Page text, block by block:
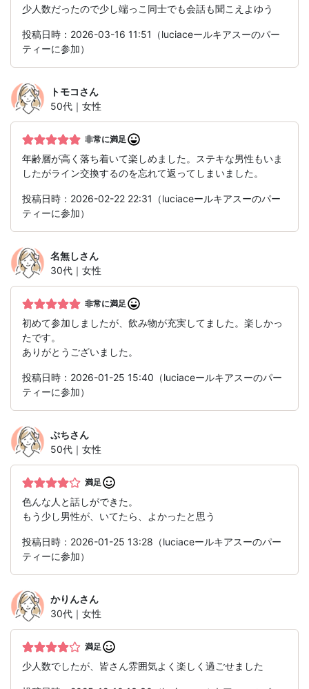
少人数だったので少し端っこ同士でも会話も聞こえよゆう
投稿日時：2026-03-16 11:51（luciaceールキアスーのパー
ティーに参加）
トモコさん
50代｜女性
非常に満足
年齢層が高く落ち着いて楽しめました。ステキな男性もいま
したがライン交換するのを忘れて返ってしまいました。
投稿日時：2026-02-22 22:31（luciaceールキアスーのパー
ティーに参加）
名無しさん
30代｜女性
非常に満足
初めて参加しましたが、飲み物が充実してました。楽しかっ
たです。
ありがとうございました。
投稿日時：2026-01-25 15:40（luciaceールキアスーのパー
ティーに参加）
ぷちさん
50代｜女性
満足
色んな人と話しができた。
もう少し男性が、いてたら、よかったと思う
投稿日時：2026-01-25 13:28（luciaceールキアスーのパー
ティーに参加）
かりんさん
30代｜女性
満足
少人数でしたが、皆さん雰囲気よく楽しく過ごせました